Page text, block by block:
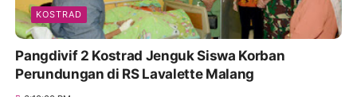
KOSTRAD
Pangdivif 2 Kostrad Jenguk Siswa Korban
Perundungan di RS Lavalette Malang